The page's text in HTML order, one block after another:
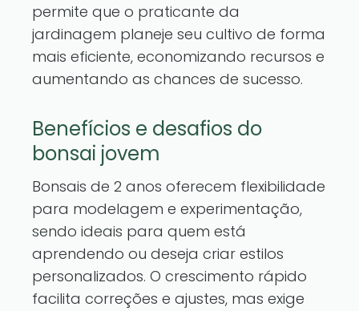
permite que o praticante da
jardinagem planeje seu cultivo de forma
mais eficiente, economizando recursos e
aumentando as chances de sucesso.
Benefícios e desafios do
bonsai jovem
Bonsais de 2 anos oferecem flexibilidade
para modelagem e experimentação,
sendo ideais para quem está
aprendendo ou deseja criar estilos
personalizados. O crescimento rápido
facilita correções e ajustes, mas exige